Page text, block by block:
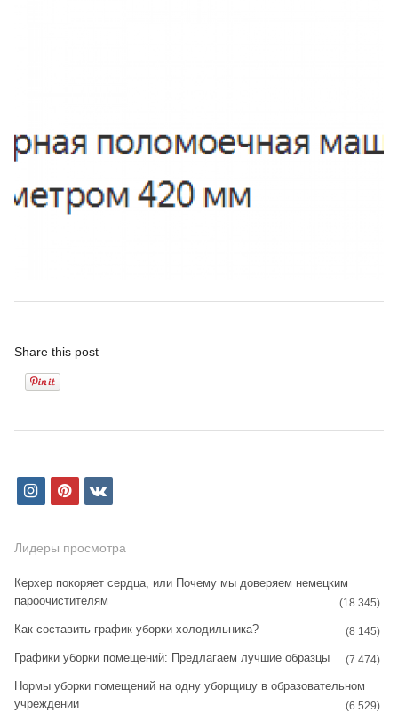
Share this post
i
s
a
g
r
a
p
n
e
r
e
s
v
Лидеры просмотра
Керхер покоряет сердца, или Почему мы доверяем немецким
пароочистителям
(18 345)
Как составить график уборки холодильника? (8 145)
Графики уборки помещений: Предлагаем лучшие образцы (7 474)
Нормы уборки помещений на одну уборщицу в образовательном
учреждении
(6 529)